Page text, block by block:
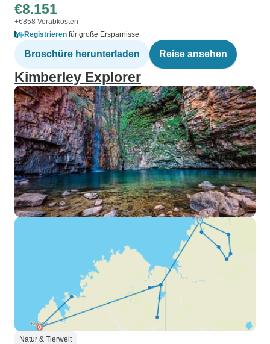
€8.151
+€858 Vorabkosten
Registrieren für große Ersparnisse
Broschüre herunterladen Reise ansehen
Kimberley Explorer
Natur & Tierwelt